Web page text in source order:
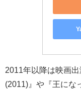
2011 年以降は映画
(2011) 』や『王にな